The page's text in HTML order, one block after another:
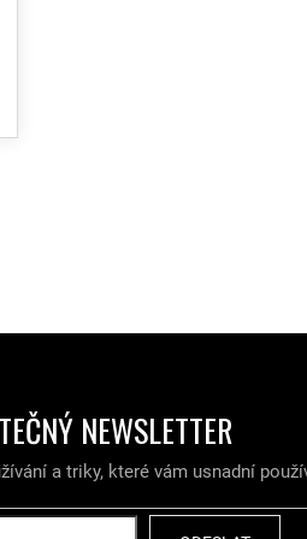
c
v
k
y
ý
NEWSLETTER
a triky, které vám usnadní